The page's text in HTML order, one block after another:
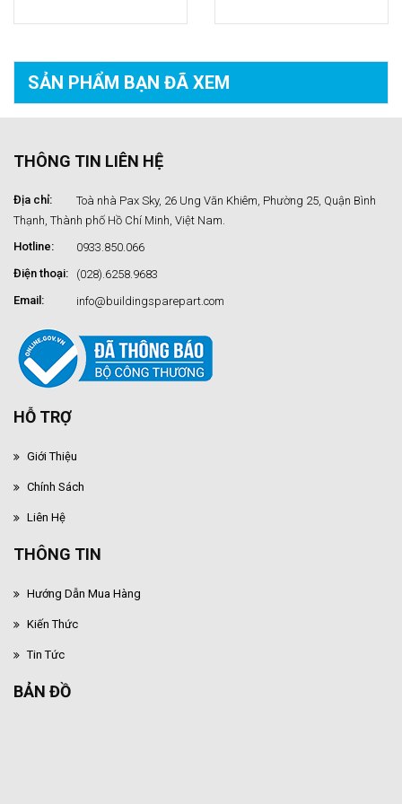
SẢN PHẨM BẠN ĐÃ XEM
THÔNG TIN LIÊN HỆ
Địa chỉ:
Toà nhà Pax Sky, 26 Ung Văn Khiêm, Phường 25, Quận Bình
Thạnh, Thành phố Hồ Chí Minh, Việt Nam.
Hotline:
0933.850.066
Điện thoại:
(028).6258.9683
Email:
info@buildingsparepart.com
HỖ TRỢ
Giới Thiệu
Chính Sách
Liên Hệ
THÔNG TIN
Hướng Dẫn Mua Hàng
Kiến Thức
Tin Tức
BẢN ĐỒ